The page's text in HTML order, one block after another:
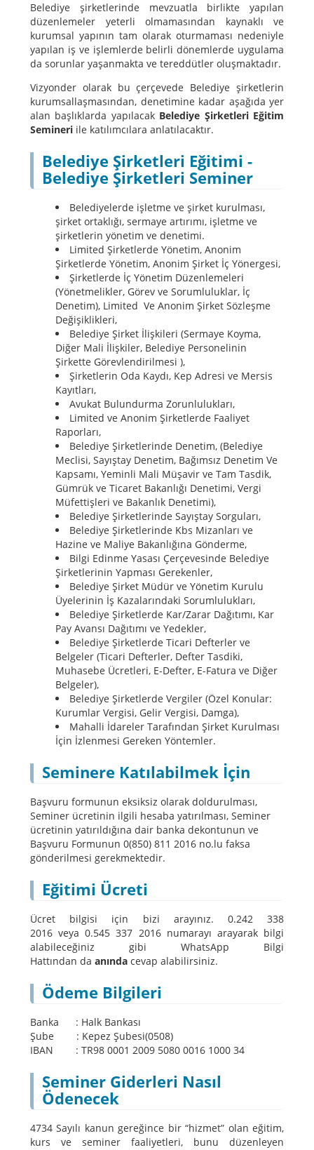
Belediye şirketlerinde mevzuatla birlikte yapılan
düzenlemeler yeterli olmamasından kaynaklı ve
kurumsal yapının tam olarak oturmaması nedeniyle
yapılan iş ve işlemlerde belirli dönemlerde uygulama
da sorunlar yaşanmakta ve tereddütler oluşmaktadır.
Vizyonder olarak bu çerçevede Belediye şirketlerin
kurumsallaşmasından, denetimine kadar aşağıda yer
alan başlıklarda yapılacak Belediye Şirketleri Eğitim
Semineri ile katılımcılara anlatılacaktır.
Belediye Şirketleri Eğitimi -
Belediye Şirketleri Seminer
Belediyelerde işletme ve şirket kurulması,
şirket ortaklığı, sermaye artırımı, işletme ve
şirketlerin yönetim ve denetimi.
Limited Şirketlerde Yönetim, Anonim
Şirketlerde Yönetim, Anonim Şirket İç Yönergesi,
Şirketlerde İç Yönetim Düzenlemeleri
(Yönetmelikler, Görev ve Sorumluluklar, İç
Denetim), Limited Ve Anonim Şirket Sözleşme
Değişiklikleri,
Belediye Şirket İlişkileri (Sermaye Koyma,
Diğer Mali İlişkiler, Belediye Personelinin
Şirkette Görevlendirilmesi ),
Şirketlerin Oda Kaydı, Kep Adresi ve Mersis
Kayıtları,
Avukat Bulundurma Zorunlulukları,
Limited ve Anonim Şirketlerde Faaliyet
Raporları,
Belediye Şirketlerinde Denetim, (Belediye
Meclisi, Sayıştay Denetim, Bağımsız Denetim Ve
Kapsamı, Yeminli Mali Müşavir ve Tam Tasdik,
Gümrük ve Ticaret Bakanlığı Denetimi, Vergi
Müfettişleri ve Bakanlık Denetimi),
Belediye Şirketlerinde Sayıştay Sorguları,
Belediye Şirketlerinde Kbs Mizanları ve
Hazine ve Maliye Bakanlığına Gönderme,
Bilgi Edinme Yasası Çerçevesinde Belediye
Şirketlerinin Yapması Gerekenler,
Belediye Şirket Müdür ve Yönetim Kurulu
Üyelerinin İş Kazalarındaki Sorumlulukları,
Belediye Şirketlerde Kar/Zarar Dağıtımı, Kar
Pay Avansı Dağıtımı ve Yedekler,
Belediye Şirketlerde Ticari Defterler ve
Belgeler (Ticari Defterler, Defter Tasdiki,
Muhasebe Ücretleri, E-Defter, E-Fatura ve Diğer
Belgeler),
Belediye Şirketlerde Vergiler (Özel Konular:
Kurumlar Vergisi, Gelir Vergisi, Damga),
Mahalli İdareler Tarafından Şirket Kurulması
İçin İzlenmesi Gereken Yöntemler.
Seminere Katılabilmek İçin
Başvuru formunun eksiksiz olarak doldurulması,
Seminer ücretinin ilgili hesaba yatırılması, Seminer
ücretinin yatırıldığına dair banka dekontunun ve
Başvuru Formunun 0(850) 811 2016 no.lu faksa
gönderilmesi gerekmektedir.
Eğitimi Ücreti
Ücret bilgisi için bizi arayınız. 0.242 338
2016 veya0.545 337 2016numarayı arayarak bilgi
alabileceğiniz gibi WhatsApp Bilgi
Hattından da anında cevap alabilirsiniz.
Ödeme Bilgileri
Banka : Halk Bankası
Şube : Kepez Şubesi(0508)
IBAN : TR98 0001 2009 5080 0016 1000 34
Seminer Giderleri Nasıl
Ödenecek
4734 Sayılı kanun gereğince bir “hizmet” olan eğitim,
kurs ve seminer faaliyetleri, bunu düzenleyen